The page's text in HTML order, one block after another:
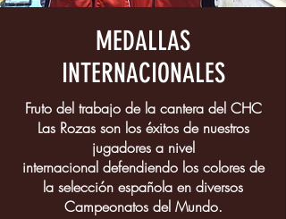
MEDALLAS
INTERNACIONALES
Fruto del trabajo de la cantera del CHC
Las Rozas son los éxitos de nuestros
jugadores a nivel
internacional defendiendo los colores de
la selección española en diversos
Campeonatos del Mundo.